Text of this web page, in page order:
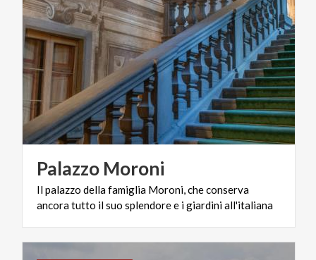
Palazzo Moroni
Ilpalazzo dellafamiglia Moroni,checonserva
ancoratutto ilsuo splendoree igiardiniall'italiana